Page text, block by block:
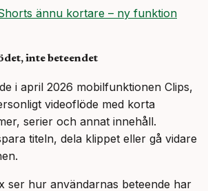
ännu kortare – ny funktion
inte beteendet
i april 2026 mobilfunktionen Clips,
videoflöde med korta
serier och annat innehåll.
titeln, dela klippet eller gå vidare
ser hur användarnas beteende har